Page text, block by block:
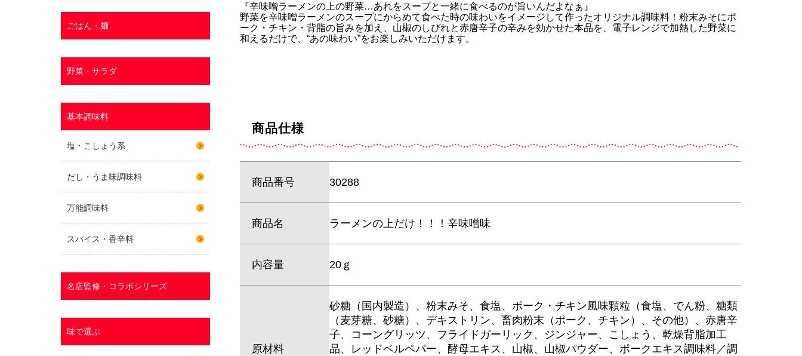
『辛味噌ラーメンの上の野菜…あれをスープと一緒に食べるのが旨いんだよなぁ』
野菜を辛味噌ラーメンのスープにからめて食べた時の味わいをイメージして作ったオリジナル調味料！粉末みそにポ
ーク・チキン・背脂の旨みを加え、山椒のしびれと赤唐辛子の辛みを効かせた本品を、電子レンジで加熱した野菜に
和えるだけで、“あの味わい”をお楽しみいただけます。
商品仕様
商品番号 30288
商品名 ラーメンの上だけ！！！辛味噌味
内容量 20ｇ
原材料
砂糖（国内製造）、粉末みそ、食塩、ポーク・チキン風味顆粒（食塩、でん粉、糖類
（麦芽糖、砂糖）、デキストリン、畜肉粉末（ポーク、チキン）、その他）、赤唐辛
子、コーングリッツ、フライドガーリック、ジンジャー、こしょう、乾燥背脂加工
品、レッドベルペパー、酵母エキス、山椒、山椒パウダー、ポークエキス調味料／調